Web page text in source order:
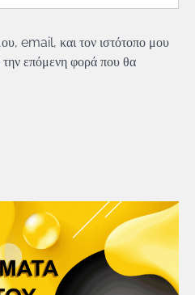
email, και τον ιστότοπο μου
την επόμενη φορά που θα